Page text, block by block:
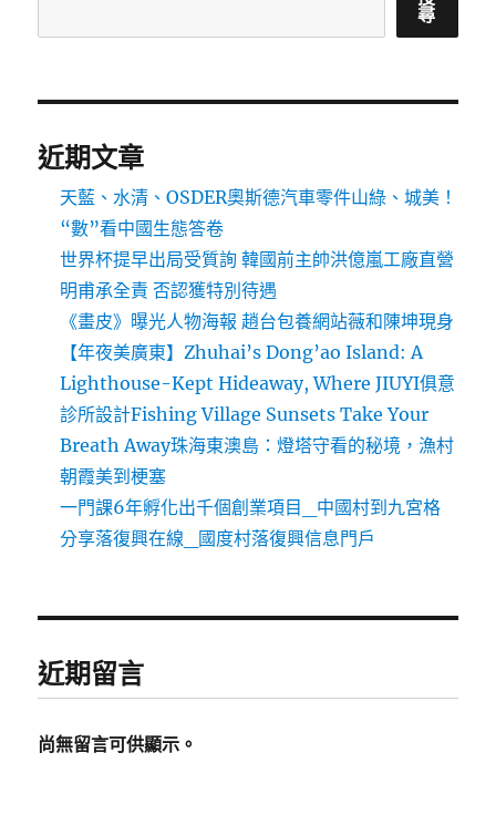
尋
近期文章
天藍、水清、OSDER奧斯德汽車零件山綠、城美！
“數”看中國生態答卷
世界杯提早出局受質詢 韓國前主帥洪億嵐工廠直營
明甫承全責 否認獲特別待遇
《畫皮》曝光人物海報 趙台包養網站薇和陳坤現身
【年夜美廣東】Zhuhai’s Dong’ao Island: A
Lighthouse-Kept Hideaway, Where JIUYI俱意
診所設計Fishing Village Sunsets Take Your
Breath Away珠海東澳島：燈塔守看的秘境，漁村
朝霞美到梗塞
一門課6年孵化出千個創業項目_中國村到九宮格
分享落復興在線_國度村落復興信息門戶
近期留言
尚無留言可供顯示。